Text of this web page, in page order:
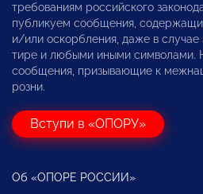
требованиям российского
публикуем сообщения,
и/или оскорбления, даже в случае
тире и любыми иными символами.
сообщения, призывающие к
розни.
Вступи в «ОПОРУ»
Об «ОПОРЕ РОССИИ»